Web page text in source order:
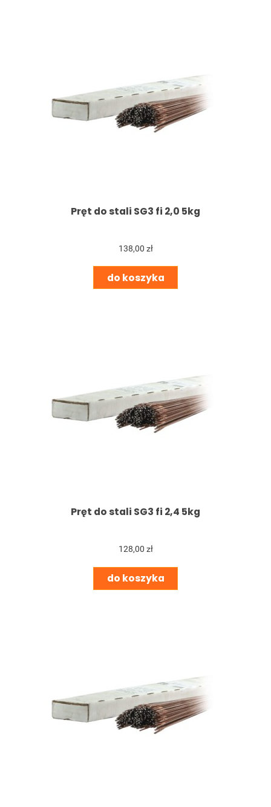
Pręt do stali SG3 fi 2,0 5kg
138,00 zł
do koszyka
Pręt do stali SG3 fi 2,4 5kg
128,00 zł
do koszyka